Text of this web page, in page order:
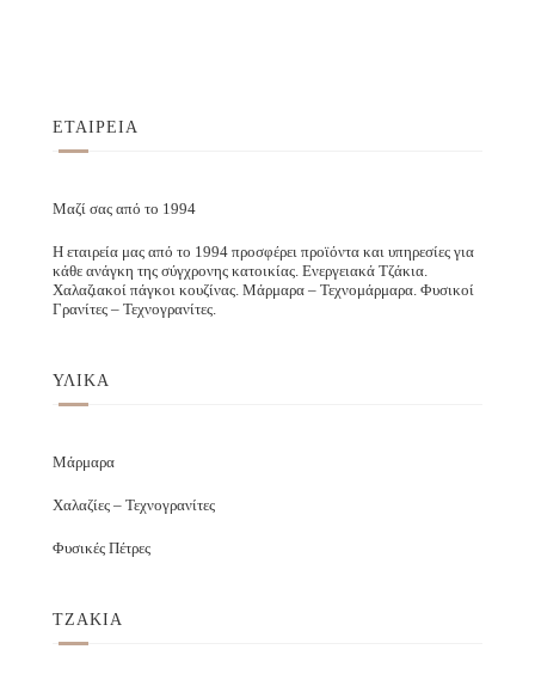
ΕΤΑΙΡΕΙΑ
Μαζί σας από το 1994
Η εταιρεία μας από το 1994 προσφέρει προϊόντα και υπηρεσίες για
κάθε ανάγκη της σύγχρονης κατοικίας. Ενεργειακά Τζάκια.
Χαλαζιακοί πάγκοι κουζίνας. Μάρμαρα – Τεχνομάρμαρα. Φυσικοί
Γρανίτες – Τεχνογρανίτες.
ΥΛΙΚΑ
Μάρμαρα
Χαλαζίες – Τεχνογρανίτες
Φυσικές Πέτρες
ΤΖΑΚΙΑ